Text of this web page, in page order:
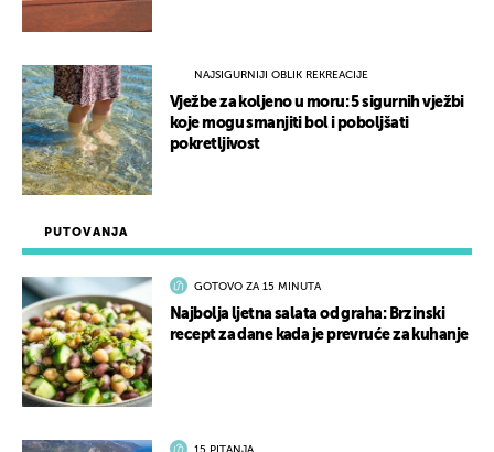
PUTOVANJA
GOTOVO ZA 15 MINUTA
Najbolja ljetna salata od graha: Brzinski
recept za dane kada je prevruće za kuhanje
NAJSIGURNIJI OBLIK REKREACIJE
Vježbe za koljeno u moru: 5 sigurnih vježbi
koje mogu smanjiti bol i poboljšati
pokretljivost